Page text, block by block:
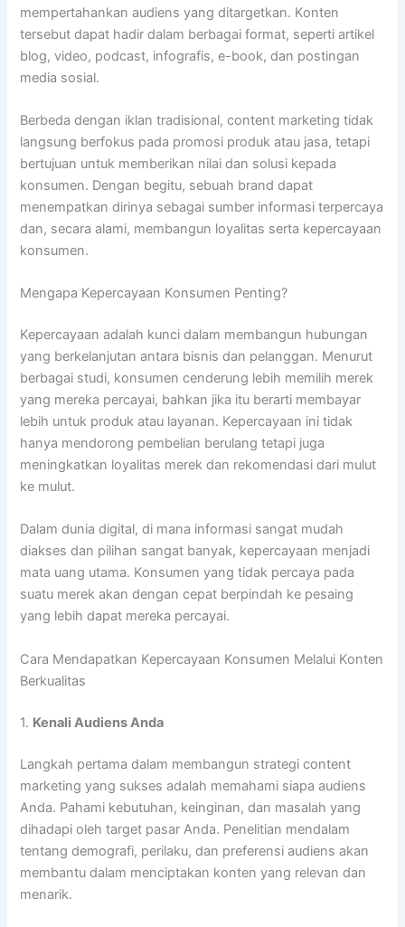
mempertahankan audiens yang ditargetkan. Konten
tersebut dapat hadir dalam berbagai format, seperti artikel
blog, video, podcast, infografis, e-book, dan postingan
media sosial.
Berbeda dengan iklan tradisional, content marketing tidak
langsung berfokus pada promosi produk atau jasa, tetapi
bertujuan untuk memberikan nilai dan solusi kepada
konsumen. Dengan begitu, sebuah brand dapat
menempatkan dirinya sebagai sumber informasi terpercaya
dan, secara alami, membangun loyalitas serta kepercayaan
konsumen.
Mengapa Kepercayaan Konsumen Penting?
Kepercayaan adalah kunci dalam membangun hubungan
yang berkelanjutan antara bisnis dan pelanggan. Menurut
berbagai studi, konsumen cenderung lebih memilih merek
yang mereka percayai, bahkan jika itu berarti membayar
lebih untuk produk atau layanan. Kepercayaan ini tidak
hanya mendorong pembelian berulang tetapi juga
meningkatkan loyalitas merek dan rekomendasi dari mulut
ke mulut.
Dalam dunia digital, di mana informasi sangat mudah
diakses dan pilihan sangat banyak, kepercayaan menjadi
mata uang utama. Konsumen yang tidak percaya pada
suatu merek akan dengan cepat berpindah ke pesaing
yang lebih dapat mereka percayai.
Cara Mendapatkan Kepercayaan Konsumen Melalui Konten
Berkualitas
1. Kenali Audiens Anda
Langkah pertama dalam membangun strategi content
marketing yang sukses adalah memahami siapa audiens
Anda. Pahami kebutuhan, keinginan, dan masalah yang
dihadapi oleh target pasar Anda. Penelitian mendalam
tentang demografi, perilaku, dan preferensi audiens akan
membantu dalam menciptakan konten yang relevan dan
menarik.